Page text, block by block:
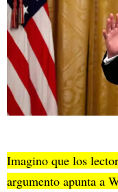
Imagino que los
argumento apunta a